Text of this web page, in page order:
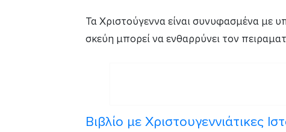
Τα Χριστούγεννα είναι συνυφασμένα με
σκεύη μπορεί να ενθαρρύνει τον
Βιβλίο με Χριστουγεννιάτικες